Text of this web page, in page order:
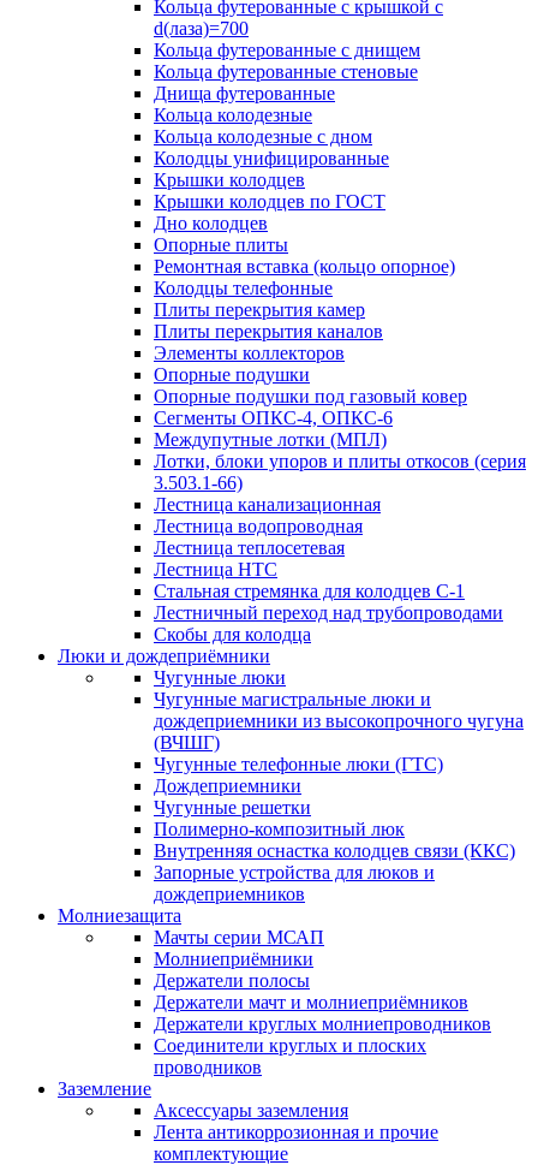
Кольца футерованные с крышкой с
d(лаза)=700
Кольца футерованные с днищем
Кольца футерованные стеновые
Днища футерованные
Кольца колодезные
Кольца колодезные с дном
Колодцы унифицированные
Крышки колодцев
Крышки колодцев по ГОСТ
Дно колодцев
Опорные плиты
Ремонтная вставка (кольцо опорное)
Колодцы телефонные
Плиты перекрытия камер
Плиты перекрытия каналов
Элементы коллекторов
Опорные подушки
Опорные подушки под газовый ковер
Сегменты ОПКС-4, ОПКС-6
Междупутные лотки (МПЛ)
Лотки, блоки упоров и плиты откосов (серия
3.503.1-66)
Лестница канализационная
Лестница водопроводная
Лестница теплосетевая
Лестница НТС
Стальная стремянка для колодцев С-1
Лестничный переход над трубопроводами
Скобы для колодца
Люки и дождеприёмники
Чугунные люки
Чугунные магистральные люки и
дождеприемники из высокопрочного чугуна
(ВЧШГ)
Чугунные телефонные люки (ГТС)
Дождеприемники
Чугунные решетки
Полимерно-композитный люк
Внутренняя оснастка колодцев связи (ККС)
Запорные устройства для люков и
дождеприемников
Молниезащита
Мачты серии МСАП
Молниеприёмники
Держатели полосы
Держатели мачт и молниеприёмников
Держатели круглых молниепроводников
Cоединители круглых и плоских
проводников
Заземление
Аксессуары заземления
Лента антикоррозионная и прочие
комплектующие